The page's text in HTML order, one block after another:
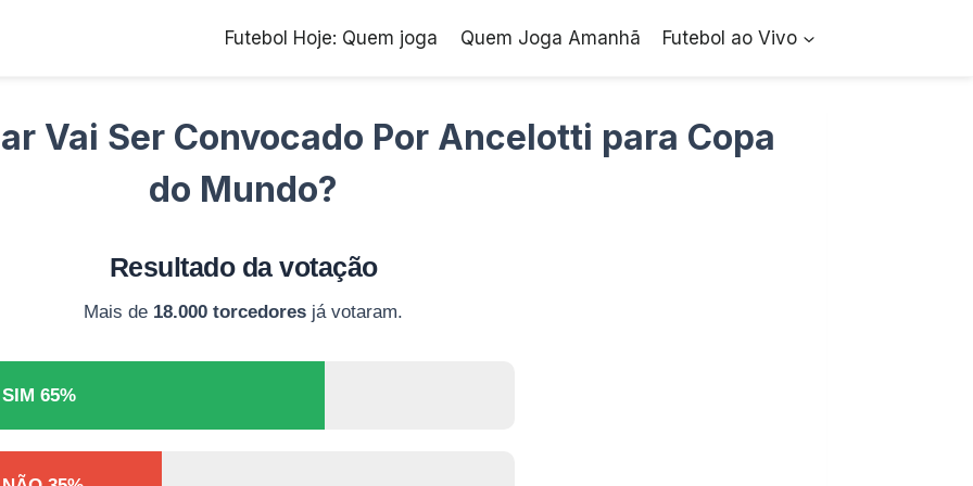
Futebol Hoje: Quem joga Quem Joga Amanhã Futebol ao Vivo
Vai Ser Convocado Por Ancelotti para Copa
do Mundo?
Resultado da votação
Mais de 18.000 torcedores já votaram.
SIM 65%